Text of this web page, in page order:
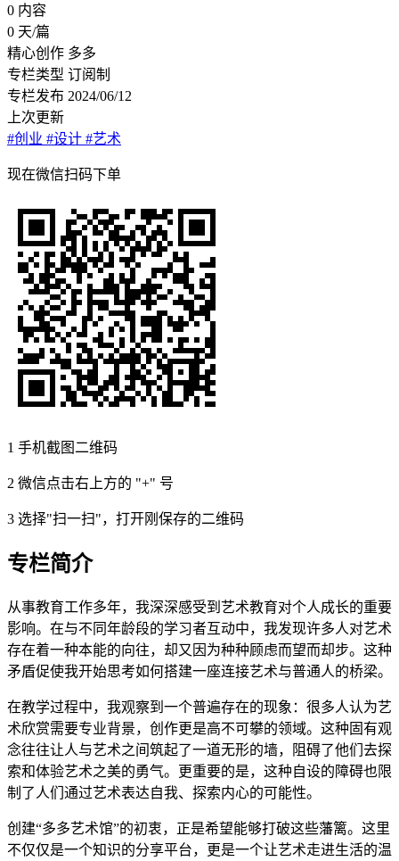
0 内容
0 天/篇
精心创作 多多
专栏类型 订阅制
专栏发布 2024/06/12
上次更新
#创业 #设计 #艺术
现在微信扫码下单
1 手机截图二维码
2 微信点击右上方的 "+" 号
3 选择"扫一扫"，打开刚保存的二维码
专栏简介
从事教育工作多年，我深深感受到艺术教育对个人成长的重要
影响。在与不同年龄段的学习者互动中，我发现许多人对艺术
存在着一种本能的向往，却又因为种种顾虑而望而却步。这种
矛盾促使我开始思考如何搭建一座连接艺术与普通人的桥梁。
在教学过程中，我观察到一个普遍存在的现象：很多人认为艺
术欣赏需要专业背景，创作更是高不可攀的领域。这种固有观
念往往让人与艺术之间筑起了一道无形的墙，阻碍了他们去探
索和体验艺术之美的勇气。更重要的是，这种自设的障碍也限
制了人们通过艺术表达自我、探索内心的可能性。
创建“多多艺术馆”的初衷，正是希望能够打破这些藩篱。这里
不仅仅是一个知识的分享平台，更是一个让艺术走进生活的温